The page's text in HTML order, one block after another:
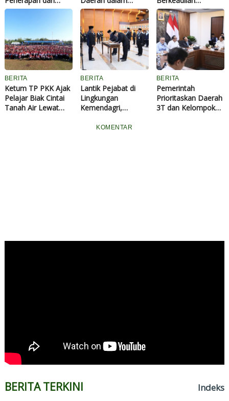
Pelaporan SPM
Sungai Selatan
Tahun 2026
Penerapan
Kebijakan
Penyelenggaraan
Transmigrasi
Ekologis,
Wamendagri Bima
Dorong Legislator
Daerah Perkuat
Kepemimpinan
BERITA
Ketum TP PKK Ajak
Pelajar Biak Cintai
Tanah Air Lewat
BERITA
Lantik Pejabat di
Lingkungan
Kemendagri,
ASN Tingkatkan
BERITA
Pemerintah
Prioritaskan Daerah
3T dan Kelompok
KOMENTAR
BERITA TERKINI Indeks